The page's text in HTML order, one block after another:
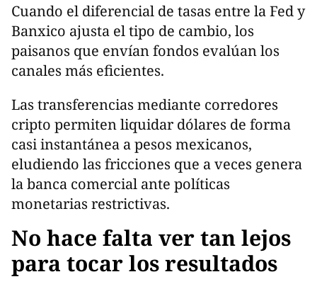
Cuando el diferencial de tasas entre la Fed y
Banxico ajusta el tipo de cambio, los
paisanos que envían fondos evalúan los
canales más eficientes.
Las transferencias mediante corredores
cripto permiten liquidar dólares de forma
casi instantánea a pesos mexicanos,
eludiendo las fricciones que a veces genera
la banca comercial ante políticas
monetarias restrictivas.
No hace falta ver tan lejos
para tocar los resultados